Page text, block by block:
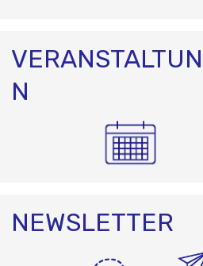
N
NEWSLETTER